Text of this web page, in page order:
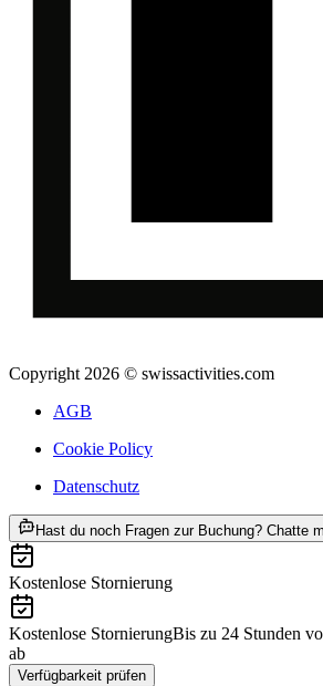
Copyright 2026 © swissactivities.com
AGB
Cookie Policy
Datenschutz
Hast du noch Fragen zur Buchung? Chatte
Kostenlose Stornierung
Kostenlose StornierungBis zu 24 Stunden
ab
Verfügbarkeit prüfen